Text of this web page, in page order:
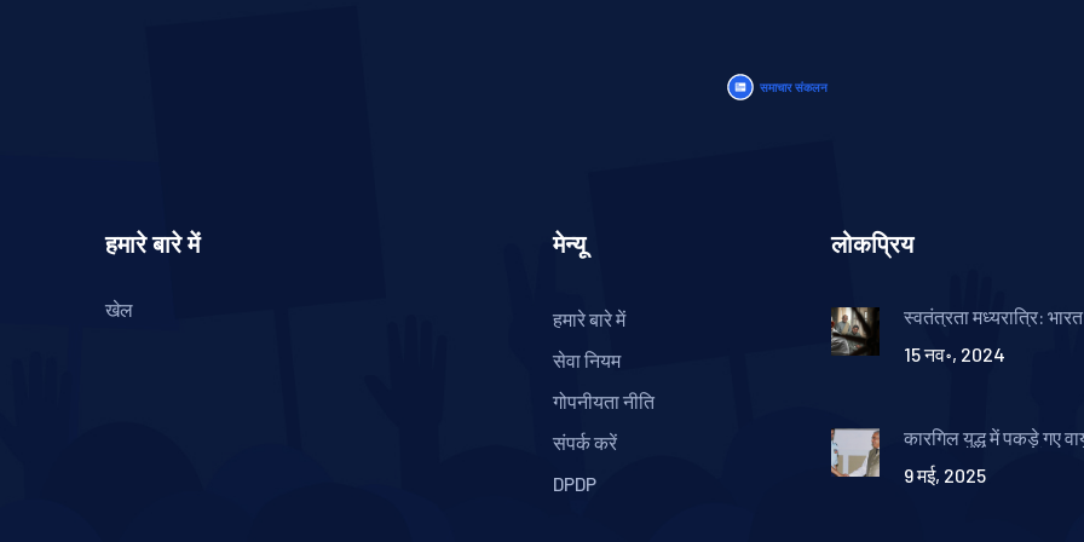
हमारे बारे में
खेल
मेन्यू
हमारे बारे में
सेवा नियम
गोपनीयता नीति
संपर्क करें
DPDP
लोकप्रिय
स्वतंत्रता मध्यरात्रि:
15 नव॰, 2024
कारगिल युद्ध में पकड़े गए
वाजपेयी सरकार की अहम
9 मई, 2025